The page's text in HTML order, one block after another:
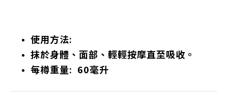
使用方法:
抹於身體、面部、輕輕按摩直至吸收。
每樽重量: 60毫升